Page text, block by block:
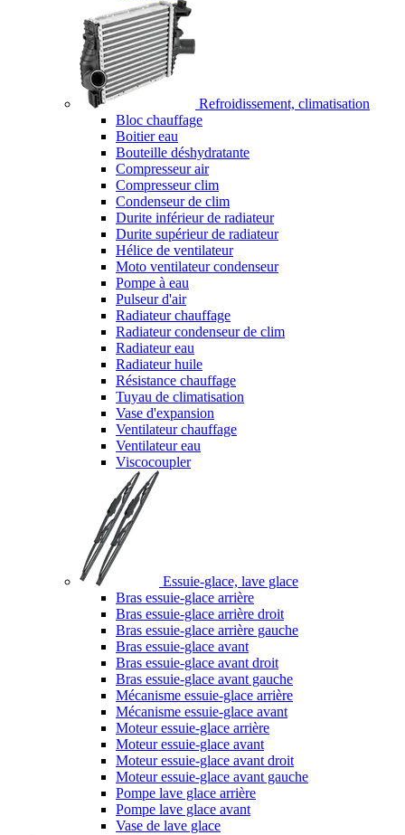
Refroidissement, climatisation
Bloc chauffage
Boitier eau
Bouteille déshydratante
Compresseur air
Compresseur clim
Condenseur de clim
Durite inférieur de radiateur
Durite supérieur de radiateur
Hélice de ventilateur
Moto ventilateur condenseur
Pompe à eau
Pulseur d'air
Radiateur chauffage
Radiateur condenseur de clim
Radiateur eau
Radiateur huile
Résistance chauffage
Tuyau de climatisation
Vase d'expansion
Ventilateur chauffage
Ventilateur eau
Viscocoupler
Essuie-glace, lave glace
Bras essuie-glace arrière
Bras essuie-glace arrière droit
Bras essuie-glace arrière gauche
Bras essuie-glace avant
Bras essuie-glace avant droit
Bras essuie-glace avant gauche
Mécanisme essuie-glace arrière
Mécanisme essuie-glace avant
Moteur essuie-glace arrière
Moteur essuie-glace avant
Moteur essuie-glace avant droit
Moteur essuie-glace avant gauche
Pompe lave glace arrière
Pompe lave glace avant
Vase de lave glace